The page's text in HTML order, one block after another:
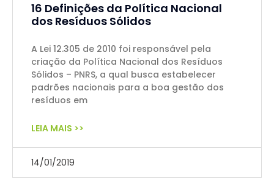
16 Definições da Política Nacional
dos Resíduos Sólidos
A Lei 12.305 de 2010 foi responsável pela
criação da Política Nacional dos Resíduos
Sólidos – PNRS, a qual busca estabelecer
padrões nacionais para a boa gestão dos
resíduos em
LEIA MAIS >>
14/01/2019